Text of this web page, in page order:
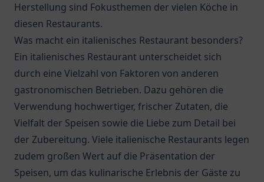
Herstellung sind Fokusthemen der vielen Köche in
diesen Restaurants.
Was macht ein italienisches Restaurant besonders?
Ein italienisches Restaurant unterscheidet sich
durch eine Vielzahl von Faktoren von anderen
gastronomischen Betrieben. Dazu gehören die
Verwendung hochwertiger, frischer Zutaten, die
Vielfalt der Speisen sowie die Liebe zum Detail bei
der Zubereitung. Viele italienische Restaurants legen
zudem großen Wert auf die Präsentation der
Speisen, um das kulinarische Erlebnis der Gäste zu